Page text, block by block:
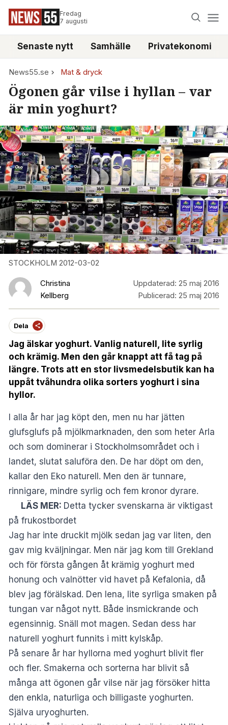
Fredag
7 augusti
Senaste nytt Samhälle Privatekonomi
News55.se Mat & dryck
Ögonen går vilse i hyllan – var
är min yoghurt?
STOCKHOLM 2012-03-02
Christina
Kellberg
Uppdaterad: 25 maj 2016
Publicerad: 25 maj 2016
Dela
Jag älskar yoghurt. Vanlig naturell, lite syrlig
och krämig. Men den går knappt att få tag på
längre. Trots att en stor livsmedelsbutik kan ha
uppåt tvåhundra olika sorters yoghurt i sina
hyllor.
I alla år har jag köpt den, men nu har jätten
glufsglufs på mjölkmarknaden, den som heter Arla
och som dominerar i Stockholmsområdet och i
landet, slutat saluföra den. De har döpt om den,
kallar den Eko naturell. Men den är tunnare,
rinnigare, mindre syrlig och fem kronor dyrare.
LÄS MER: Detta tycker svenskarna är viktigast
på frukostbordet
Jag har inte druckit mjölk sedan jag var liten, den
gav mig kväljningar. Men när jag kom till Grekland
och för första gången åt krämig yoghurt med
honung och valnötter vid havet på Kefalonia, då
blev jag förälskad. Den lena, lite syrliga smaken på
tungan var något nytt. Både insmickrande och
egensinnig. Snäll mot magen. Sedan dess har
naturell yoghurt funnits i mitt kylskåp.
På senare år har hyllorna med yoghurt blivit fler
och fler. Smakerna och sorterna har blivit så
många att ögonen går vilse när jag försöker hitta
den enkla, naturliga och billigaste yoghurten.
Själva uryoghurten.